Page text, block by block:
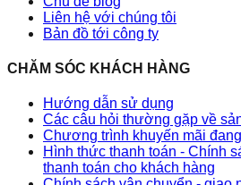
Liên hệ với chúng tôi
Bản đồ tới công ty
CHĂM SÓC KHÁCH HÀNG
Hướng dẫn sử dụng
Các câu hỏi thường gặp về
Chương trình khuyến mãi
Hình thức thanh toán - Chính
thanh toán cho khách hàng